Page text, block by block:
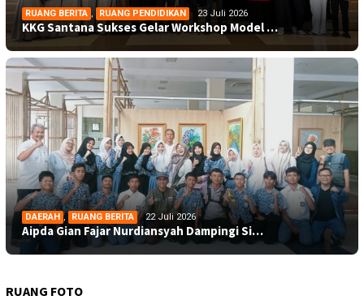
RUANG BERITA , RUANG PENDIDIKAN 23 Juli 2026
KKG Santana Sukses Gelar Workshop Model …
DAERAH , RUANG BERITA 22 Juli 2026
Aipda Gian Fajar Nurdiansyah Dampingi Si…
RUANG FOTO